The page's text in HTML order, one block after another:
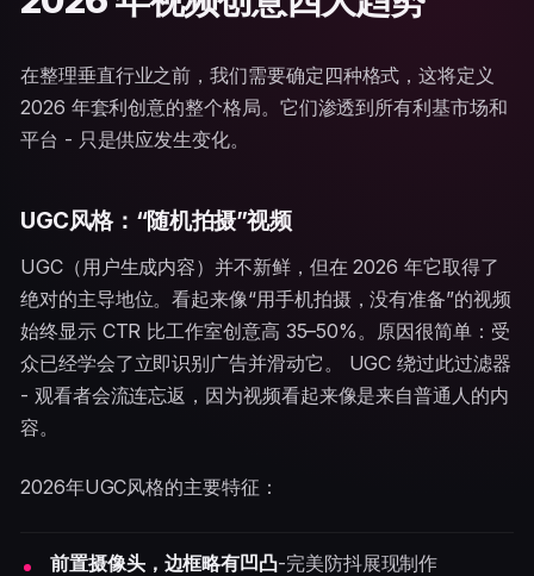
在整理垂直行业之前，我们需要确定四种格式，这将定义
2026 年套利创意的整个格局。它们渗透到所有利基市场和
平台 - 只是供应发生变化。
UGC风格：“随机拍摄”视频
UGC（用户生成内容）并不新鲜，但在 2026 年它取得了
绝对的主导地位。看起来像“用手机拍摄，没有准备”的视频
始终显示 CTR 比工作室创意高 35–50%。原因很简单：受
众已经学会了立即识别广告并滑动它。 UGC 绕过此过滤器
- 观看者会流连忘返，因为视频看起来像是来自普通人的内
容。
2026年UGC风格的主要特征：
前置摄像头，边框略有凹凸-完美防抖展现制作